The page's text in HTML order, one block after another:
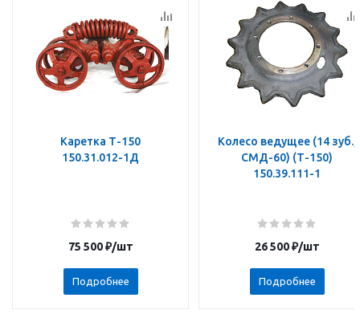
Каретка Т-150
150.31.012-1Д
75 500₽/шт
Подробнее
Колесо ведущее (14 зуб.,
СМД-60) (Т-150)
150.39.111-1
26 500₽/шт
Подробнее